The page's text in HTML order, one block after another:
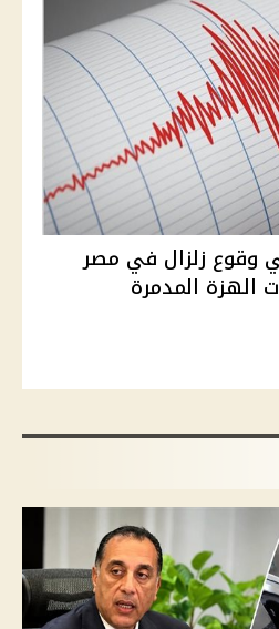
وقوع زلزال في مصر
الهزة المدمرة